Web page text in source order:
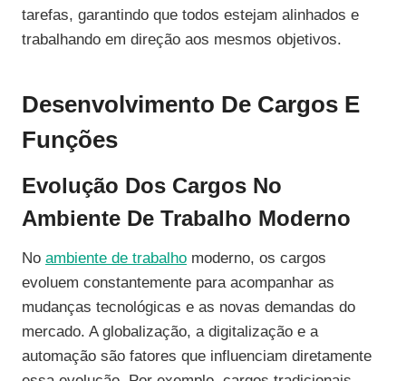
tarefas, garantindo que todos estejam alinhados e
trabalhando em direção aos mesmos objetivos.
Desenvolvimento De Cargos E
Funções
Evolução Dos Cargos No
Ambiente De Trabalho Moderno
No ambiente de trabalho moderno, os cargos
evoluem constantemente para acompanhar as
mudanças tecnológicas e as novas demandas do
mercado. A globalização, a digitalização e a
automação são fatores que influenciam diretamente